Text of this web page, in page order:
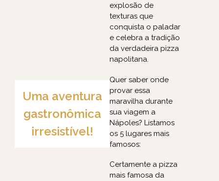
Uma aventura
gastronômica
irresistível!
explosão de
texturas que
conquista o paladar
e celebra a tradição
da verdadeira pizza
napolitana.
Quer saber onde
provar essa
maravilha durante
sua viagem a
Nápoles? Listamos
os 5 lugares mais
famosos:
Certamente a pizza
mais famosa da